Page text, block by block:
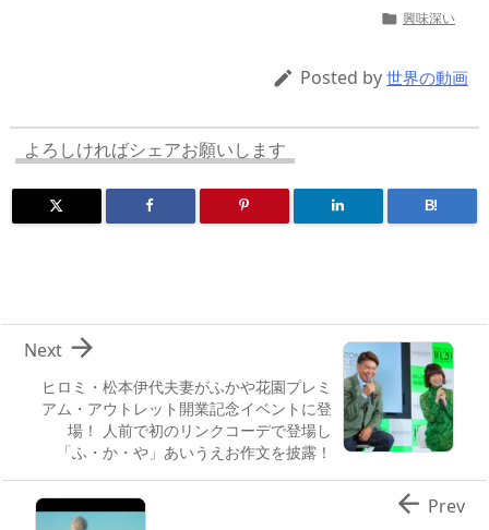
s o
n
ar
d
ro
p.
 興味深い
 Posted by 世界の動画
よろしければシェアお願いします
B!
ヒロミ・松本伊代夫妻がふかや花園プレミ
アム・アウトレット開業記念イベントに登
場！ 人前で初のリンクコーデで登場し
「ふ・か・や」あいうえお作文を披露！

Next
 Prev